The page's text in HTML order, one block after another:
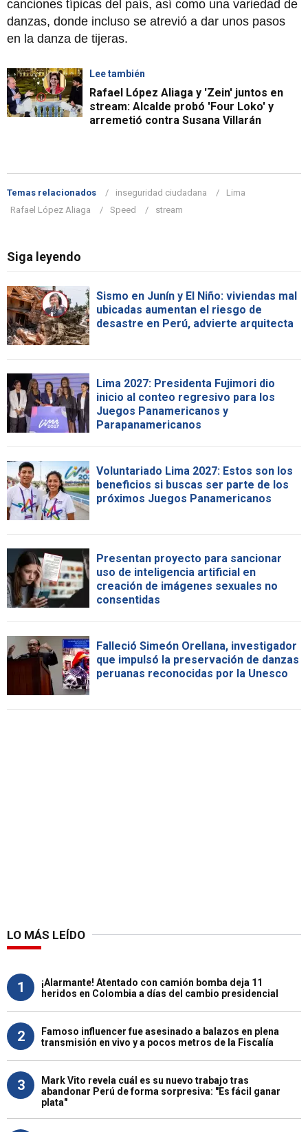
canciones típicas del país, así como una variedad de
danzas, donde incluso se atrevió a dar unos pasos
en la danza de tijeras.
Lee también
Rafael López Aliaga y 'Zein' juntos en
stream: Alcalde probó 'Four Loko' y
arremetió contra Susana Villarán
Temas relacionados inseguridad ciudadana
Lima
Rafael López Aliaga
Speed stream
Siga leyendo
Sismo en Junín y El Niño: viviendas mal
ubicadas aumentan el riesgo de
desastre en Perú, advierte arquitecta
Lima 2027: Presidenta Fujimori dio
inicio al conteo regresivo para los
Juegos Panamericanos y
Parapanamericanos
Voluntariado Lima 2027: Estos son los
beneficios si buscas ser parte de los
próximos Juegos Panamericanos
Presentan proyecto para sancionar
uso de inteligencia artificial en
creación de imágenes sexuales no
consentidas
Falleció Simeón Orellana, investigador
que impulsó la preservación de danzas
peruanas reconocidas por la Unesco
LO MÁS LEÍDO
1
¡Alarmante! Atentado con camión bomba deja 11
heridos en Colombia a días del cambio presidencial
2
Famoso influencer fue asesinado a balazos en plena
transmisión en vivo y a pocos metros de la Fiscalía
3
Mark Vito revela cuál es su nuevo trabajo tras
abandonar Perú de forma sorpresiva: "Es fácil ganar
plata"